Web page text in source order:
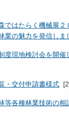
ではたらく機械展
業の魅力を発信しま
度現地検討会を開催
・交付申請書様式 [
等各種林業技術の相